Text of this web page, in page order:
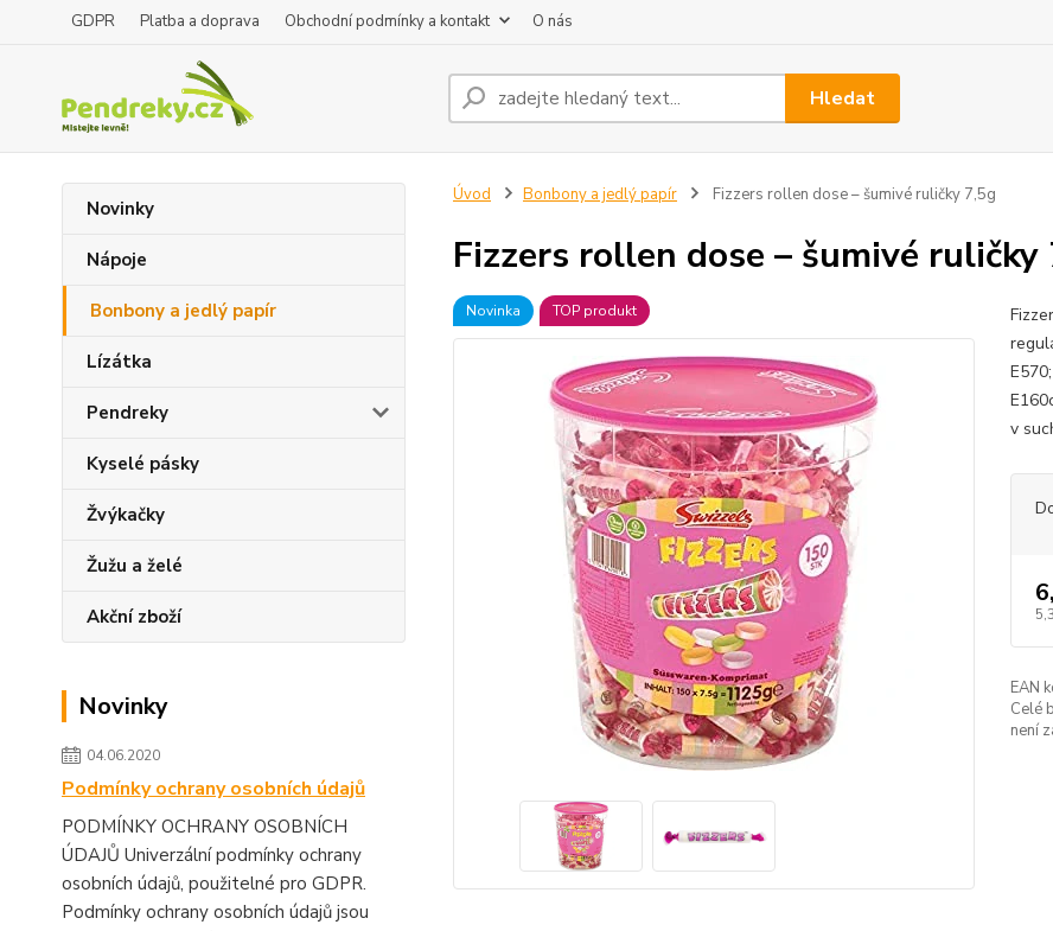
GDPR Platba a doprava Obchodní podmínky a kontakt O nás
Hledat
Novinky
Nápoje
Bonbony a jedlý papír
Lízátka
Pendreky
Kyselé pásky
Žvýkačky
Žužu a želé
Akční zboží
Novinky
04.06.2020
Podmínky ochrany osobních údajů
PODMÍNKY OCHRANY OSOBNÍCH
ÚDAJŮ Univerzální podmínky ochrany
osobních údajů, použitelné pro GDPR.
Podmínky ochrany osobních údajů jsou
Úvod Bonbony a jedlý papír Fizzers rollen dose – šumivé ruličky 7,5g
Fizzers rollen dose – šumivé ruličky
Novinka TOP produkt
v
EAN
Celé
není